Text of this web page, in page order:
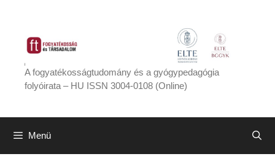
tartalomba
A fogyatékosságtudomány és a gyógypedagógia
folyóirata – HU ISSN 3004-0108 (Online)
Menü